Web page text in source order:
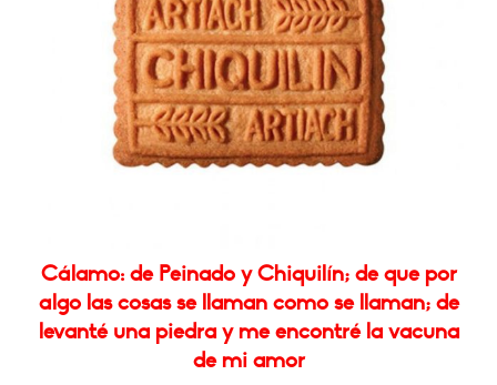
Cálamo: de Peinado y Chiquilín; de que por
algo las cosas se llaman como se llaman; de
levanté una piedra y me encontré la vacuna
de mi amor